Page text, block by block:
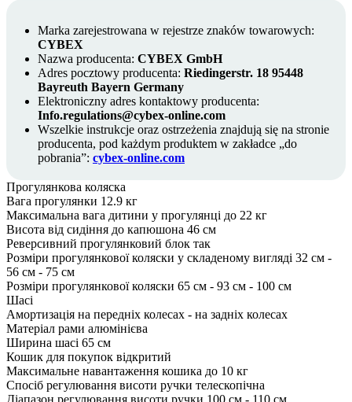
Marka zarejestrowana w rejestrze znaków towarowych:
CYBEX
Nazwa producenta: CYBEX GmbH
Adres pocztowy producenta: Riedingerstr. 18 95448
Bayreuth Bayern Germany
Elektroniczny adres kontaktowy producenta:
Info.regulations@cybex-online.com
Wszelkie instrukcje oraz ostrzeżenia znajdują się na stronie
producenta, pod każdym produktem w zakładce „do
pobrania”: cybex-online.com
Прогулянкова коляска
Вага прогулянки 12.9 кг
Максимальна вага дитини у прогулянці до 22 кг
Висота від сидіння до капюшона 46 см
Реверсивний прогулянковий блок так
Розміри прогулянкової коляски у складеному вигляді 32 см -
56 см - 75 см
Розміри прогулянкової коляски 65 см - 93 см - 100 см
Шасі
Амортизація на передніх колесах - на задніх колесах
Матеріал рами алюмінієва
Ширина шасі 65 см
Кошик для покупок відкритий
Максимальне навантаження кошика до 10 кг
Спосіб регулювання висоти ручки телескопічна